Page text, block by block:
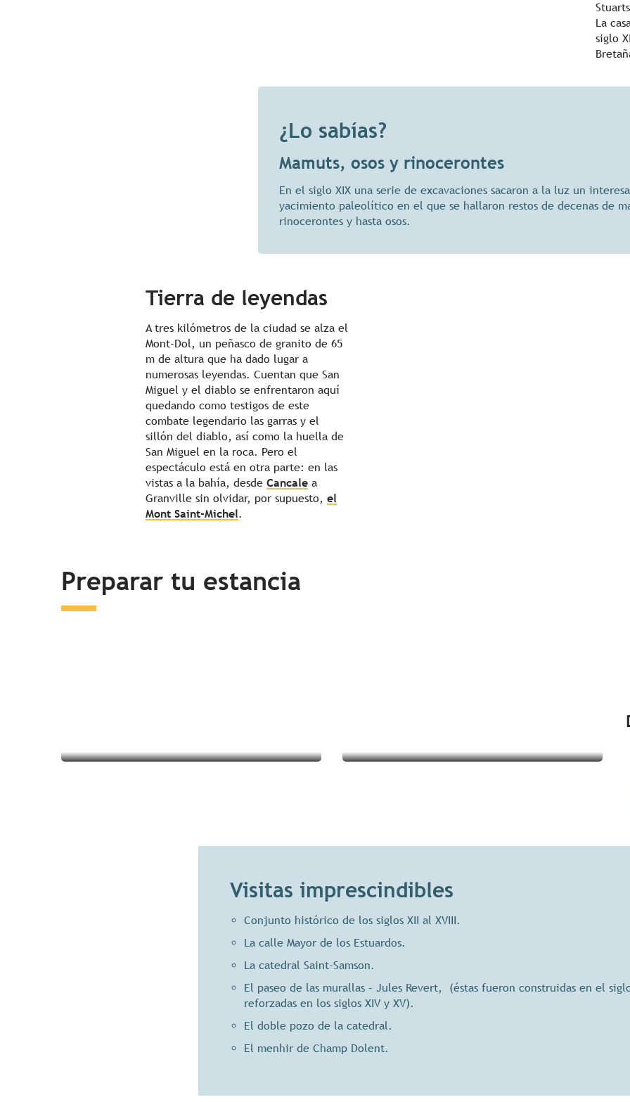
La
siglo
¿Lo sabías?
Mamuts, osos y rinocerontes
En el siglo XIX una serie de excavaciones sacaron a la luz un
yacimiento paleolítico en el que se hallaron restos de decenas de
rinocerontes y hasta osos.
Tierra de leyendas
A tres kilómetros de la ciudad se alza el
Mont-Dol, un peñasco de granito de 65
m de altura que ha dado lugar a
numerosas leyendas. Cuentan que San
Miguel y el diablo se enfrentaron aquí
quedando como testigos de este
combate legendario las garras y el
sillón del diablo, así como la huella de
San Miguel en la roca. Pero el
espectáculo está en otra parte: en las
vistas a la bahía, desde Cancale a
Granville sin olvidar, por supuesto, el
Mont Saint-Michel.
Preparar tu estancia
Visitas imprescindibles
Conjunto histórico de los siglos XII al XVIII.
La calle Mayor de los Estuardos.
La catedral Saint-Samson.
El paseo de las murallas – Jules Revert, (éstas fueron construidas en el
reforzadas en los siglos XIV y XV).
El doble pozo de la catedral.
El menhir de Champ Dolent.